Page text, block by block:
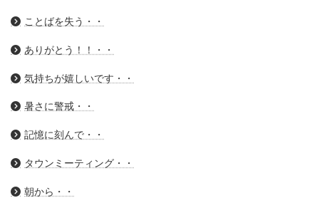
ことばを失う・・
ありがとう！！・・
気持ちが嬉しいです・・
暑さに警戒・・
記憶に刻んで・・
タウンミーティング・・
朝から・・